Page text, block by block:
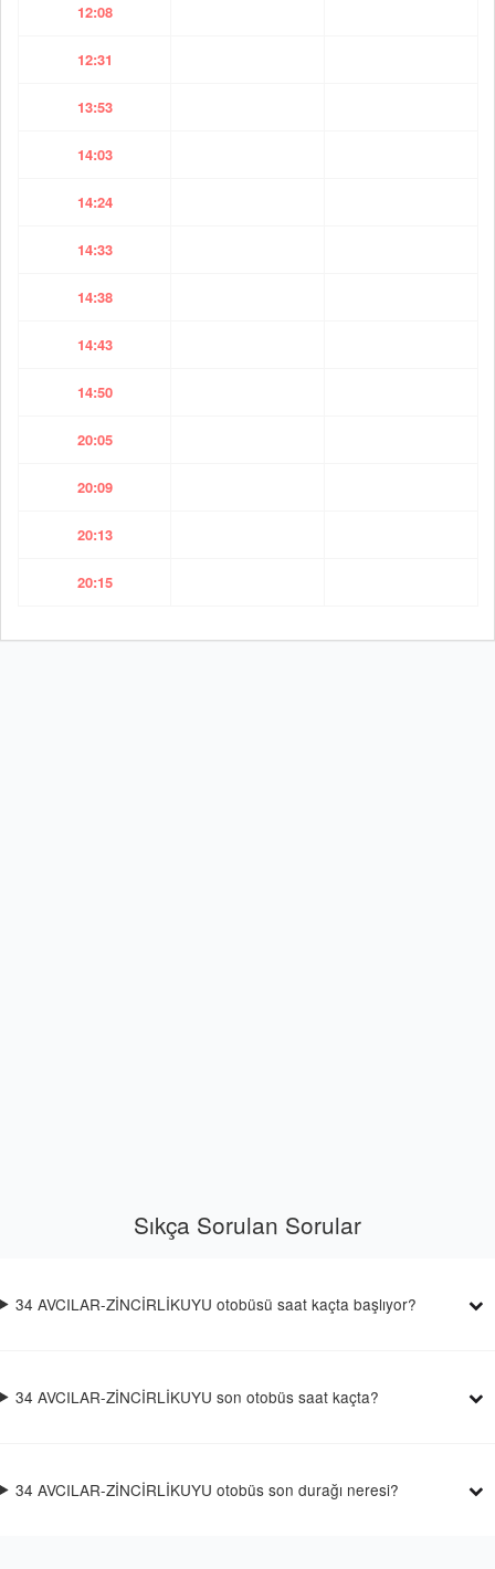
12:08
12:31
13:53
14:03
14:24
14:33
14:38
14:43
14:50
20:05
20:09
20:13
20:15
Sıkça Sorulan Sorular
34 AVCILAR-ZİNCİRLİKUYU otobüsü saat kaçta başlıyor?
34 AVCILAR-ZİNCİRLİKUYU son otobüs saat kaçta?
34 AVCILAR-ZİNCİRLİKUYU otobüs son durağı neresi?